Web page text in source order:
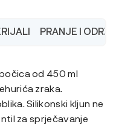
PRANJE I
od 450 ml
zraka.
Silikonski kljun ne
za sprječavanje